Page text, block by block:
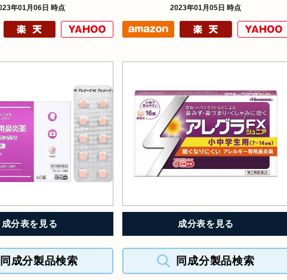
年01月06日 時点 2023年01月05日 時点
成分表を見る
同成分製品検索
成分表を見る
同成分製品検索